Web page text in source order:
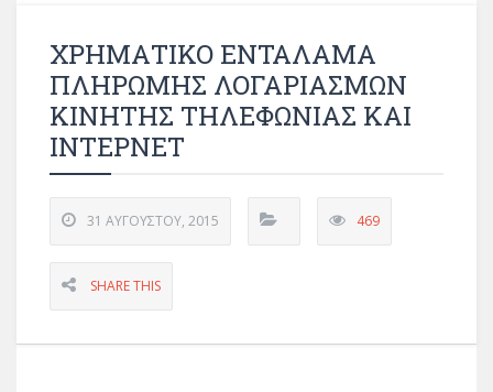
ΧΡΗΜΑΤΙΚΟ ΕΝΤΑΛΑΜΑ
ΠΛΗΡΩΜΗΣ ΛΟΓΑΡΙΑΣΜΩΝ
ΚΙΝΗΤΗΣ ΤΗΛΕΦΩΝΙΑΣ ΚΑΙ
ΙΝΤΕΡΝΕΤ
31 ΑΥΓΟΎΣΤΟΥ, 2015 469
SHARE THIS